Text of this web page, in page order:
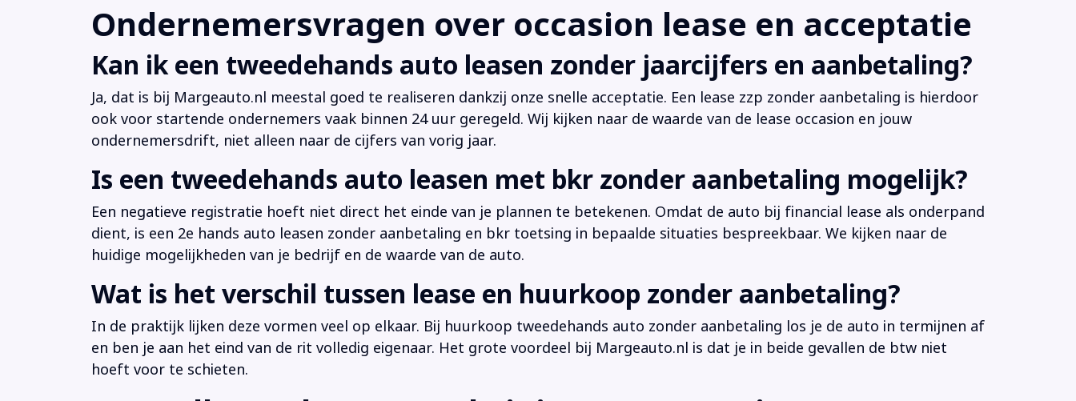
Ondernemersvragen over occasion lease en acceptatie
Kan ik een tweedehands auto leasen zonder jaarcijfers en aanbetaling?
Ja, dat is bij Margeauto.nl meestal goed te realiseren dankzij onze snelle acceptatie. Een lease zzp zonder aanbetaling is hierdoor
ook voor startende ondernemers vaak binnen 24 uur geregeld. Wij kijken naar de waarde van de lease occasion en jouw
ondernemersdrift, niet alleen naar de cijfers van vorig jaar.
Is een tweedehands auto leasen met bkr zonder aanbetaling mogelijk?
Een negatieve registratie hoeft niet direct het einde van je plannen te betekenen. Omdat de auto bij financial lease als onderpand
dient, is een 2e hands auto leasen zonder aanbetaling en bkr toetsing in bepaalde situaties bespreekbaar. We kijken naar de
huidige mogelijkheden van je bedrijf en de waarde van de auto.
Wat is het verschil tussen lease en huurkoop zonder aanbetaling?
In de praktijk lijken deze vormen veel op elkaar. Bij huurkoop tweedehands auto zonder aanbetaling los je de auto in termijnen af
en ben je aan het eind van de rit volledig eigenaar. Het grote voordeel bij Margeauto.nl is dat je in beide gevallen de btw niet
hoeft voor te schieten.